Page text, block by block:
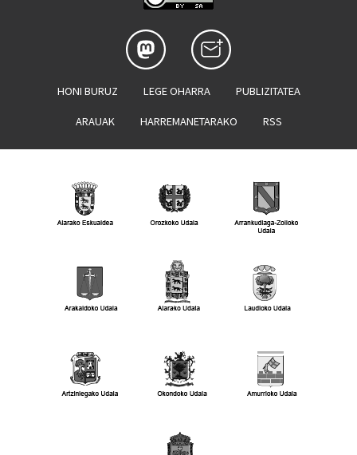
HONI BURUZ LEGE OHARRA PUBLIZITATEA
ARAUAK HARREMANETARAKO RSS